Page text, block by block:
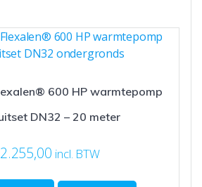
600 HP warmtepomp
DN32 – 20 meter
2.255,00 incl. BTW